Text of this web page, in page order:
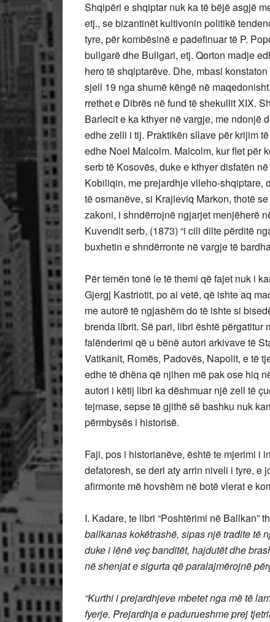
Shqipëri e shqiptar nuk ka të bëjë asgjë
etj., se bizantinët kultivonin politikë
tyre, për kombësinë e padefinuar të P.
bullgarë dhe Bullgari, etj. Qorton madje
hero të shqiptarëve. Dhe, mbasi
sjell 19 nga shumë këngë në
rrethet e Dibrës në fund të shekullit XIX.
Barlecit e ka kthyer në vargje, me ndonjë
edhe zelli i tij. Praktikën sllave për krijim
edhe Noel Malcolm. Malcolm, kur flet për
serb të Kosovës, duke e kthyer disfatën
Kobiliqin, me prejardhje vlleho-shqiptare,
të osmanëve, si Krajleviq Markon, thotë
zakoni, i shndërrojnë ngjarjet menjëherë
Kuvendit serb, (1873) “i cili dilte përditë
buxhetin e shndërronte në vargje të
Për temën tonë le të themi që fajet nuk i
Gjergj Kastriotit, po ai vetë, që ishte aq
me autorë të ngjashëm do të ishte si
brenda librit. Së pari, libri është përgatitur
falënderimi që u bënë autori arkivave të
Vatikanit, Romës, Padovës, Napolit, e të
edhe të dhëna që njihen më pak ose hiq
autori i këtij libri ka dëshmuar një zell të
tejmase, sepse të gjithë së bashku nuk
përmbysës i historisë.
Faji, pos i historianëve, është te mjerimi i
defatoresh, se deri aty arrin niveli i tyre, e
afirmonte më hovshëm në botë vlerat e
I. Kadare, te libri “Poshtërimi në Ballkan”
ballkanas kokëtrashë, sipas një tradite të
duke i lënë veç banditët, hajdutët dhe
në shenjat e sigurta që paralajmërojnë
“Kurthi i prejardhjeve mbetet nga më të
fyerje. Prejardhja e padurueshme prej